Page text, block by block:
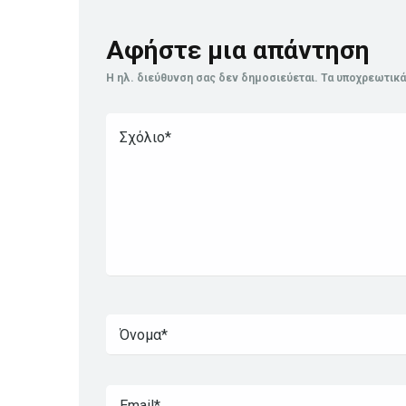
Αφήστε μια απάντηση
Η ηλ. διεύθυνση σας δεν δημοσιεύεται. Τα